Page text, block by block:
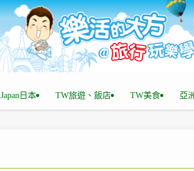
Japan日本 TW旅遊、飯店 TW美食 亞